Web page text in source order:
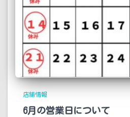
店舗情報
6月の営業日について